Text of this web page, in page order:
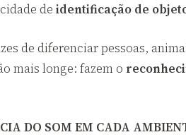
de identificação de
de diferenciar pessoas,
mais longe: fazem o
DO SOM EM CADA